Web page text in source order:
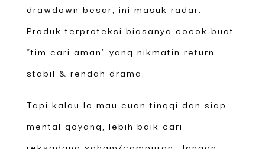
drawdown besar, ini masuk radar.
Produk terproteksi biasanya cocok buat
“tim cari aman” yang nikmatin return
stabil & rendah drama.
Tapi kalau lo mau cuan tinggi dan siap
mental goyang, lebih baik cari